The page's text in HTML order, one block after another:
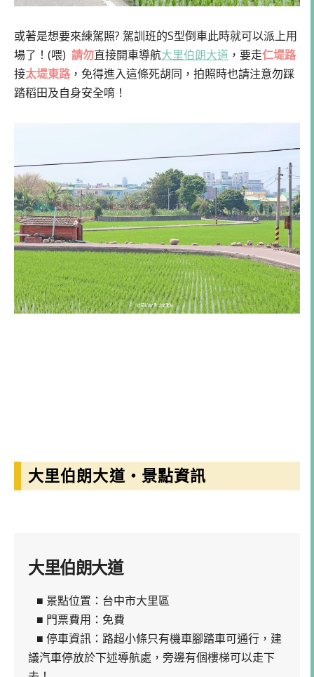
或著是想要來練駕照? 駕訓班的S型倒車此時就可以派上用
場了！(喂) 請勿直接開車導航大里伯朗大道 ，要走仁堤路
接太堤東路 ，免得進入這條死胡同，拍照時也請注意勿踩
踏稻田及自身安全唷！
大里伯朗大道・景點資訊
大里伯朗大道
■ 景點位置：台中市大里區
■ 門票費用：免費
■ 停車資訊：路超小條只有機車腳踏車可通行，建
議汽車停放於下述導航處，旁邊有個樓梯可以走下